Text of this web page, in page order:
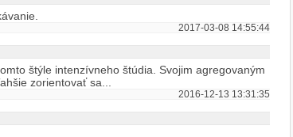
2017-03-08 14:55:44
štýle intenzívneho štúdia. Svojim agregovaným
zorientovať sa...
2016-12-13 13:31:35